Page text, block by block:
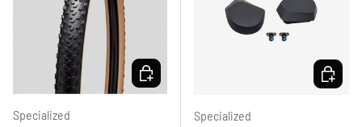
Specialized
SCEGLI OPZIONI
Specialized
SCEGLI